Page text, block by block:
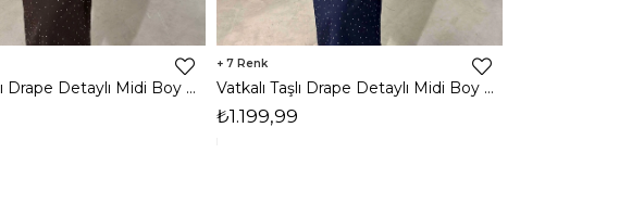
Vatkalı Taşlı Drape Detaylı Midi Boy Kahverengi Jesep Kadın Elbise 26Y282
7
Vatkalı Taşlı Drape Detaylı Midi Boy Lacivert Jesep Kadın Elbise 26Y282
₺1.199,99